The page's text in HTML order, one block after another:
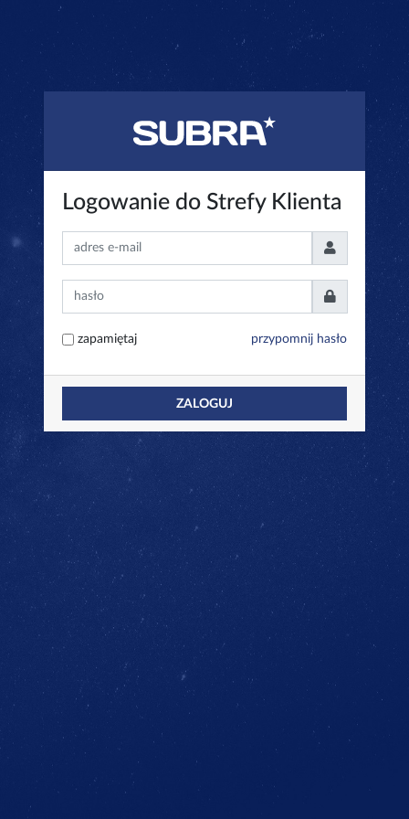
Logowanie do Strefy Klienta
zapamiętaj przypomnij hasło
ZALOGUJ